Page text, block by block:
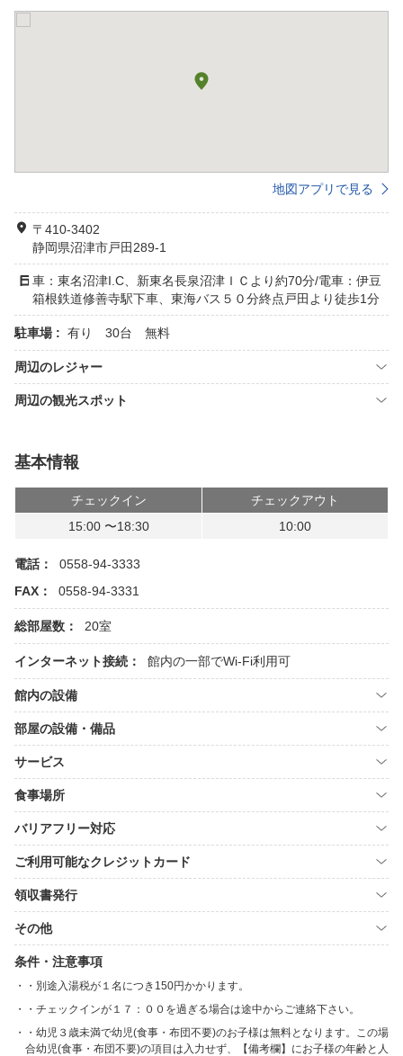
地図アプリで見る
〒410-3402
静岡県沼津市戸田289-1
車：東名沼津I.C、新東名長泉沼津ＩＣより約70分/電車：伊豆
箱根鉄道修善寺駅下車、東海バス５０分終点戸田より徒歩1分
駐車場 : 有り 30台 無料
周辺のレジャー
周辺の観光スポット
基本情報
チェックイン
チェックアウト
15:00 〜18:30
10:00
電話：
0558-94-3333
FAX：
0558-94-3331
総部屋数： 20室
インターネット接続： 館内の一部でWi-Fi利用可
館内の設備
部屋の設備・備品
サービス
食事場所
バリアフリー対応
ご利用可能なクレジットカード
領収書発行
その他
条件・注意事項
・別途入湯税が１名につき150円かかります。
・チェックインが１７：００を過ぎる場合は途中からご連絡下さい。
・幼児３歳未満で幼児(食事・布団不要)のお子様は無料となります。この場
合幼児(食事・布団不要)の項目は入力せず、【備考欄】にお子様の年齢と人